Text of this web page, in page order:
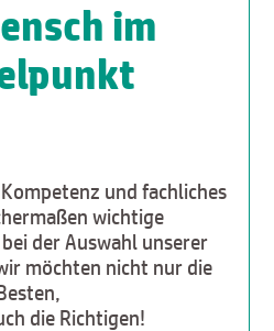
im
und fachliches
wichtige
der Auswahl unserer
möchten nicht nur die
die Richtigen!